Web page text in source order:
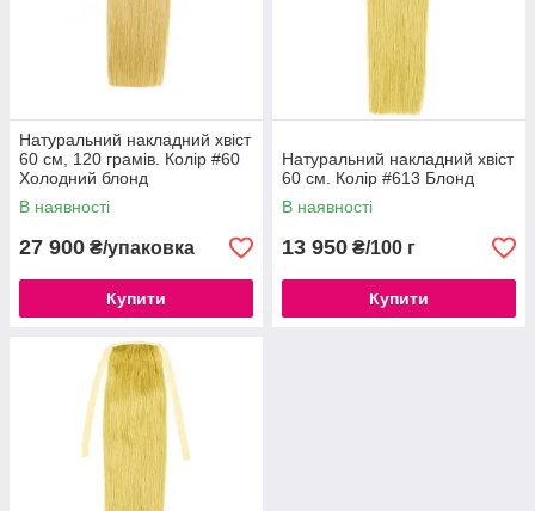
Натуральний накладний хвіст
60 см, 120 грамів. Колір #60
Холодний блонд
В наявності
27 900 ₴/упаковка
Купити
Натуральний накладний хвіст
60 см. Колір #613 Блонд
В наявності
13 950 ₴/100 г
Купити